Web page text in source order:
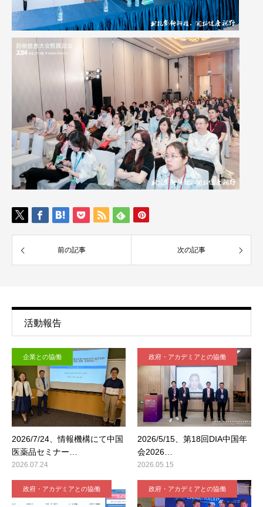
前の記事 次の記事
活動報告
企業との協働
2026/7/24、情報機構にて中国
医薬品セミナー…
2026.07.24
政府・アカデミアとの協働
2026/5/15、第18回DIA中国年
会2026…
2026.05.15
政府・アカデミアとの協働 政府・アカデミアとの協働